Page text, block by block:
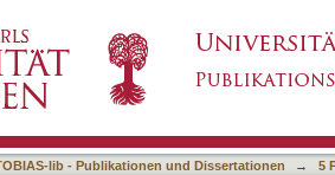
lib - Publikationen und Dissertationen → 5